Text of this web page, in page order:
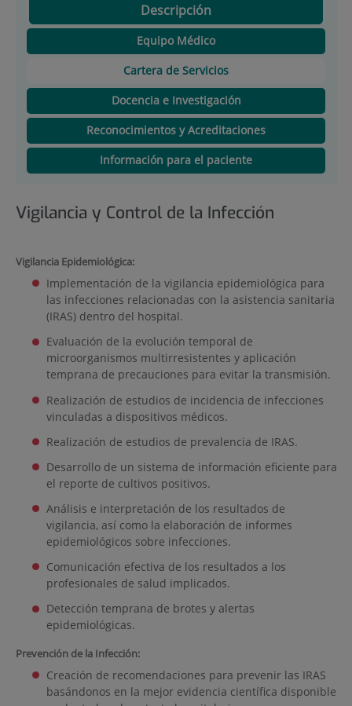
Descripción
Equipo Médico
Cartera de Servicios
Docencia e Investigación
Reconocimientos y Acreditaciones
Información para el paciente
Vigilancia y Control de la Infección
Vigilancia Epidemiológica:
Implementación de la vigilancia epidemiológica para
las infecciones relacionadas con la asistencia sanitaria
(IRAS) dentro del hospital.
Evaluación de la evolución temporal de
microorganismos multirresistentes y aplicación
temprana de precauciones para evitar la transmisión.
Realización de estudios de incidencia de infecciones
vinculadas a dispositivos médicos.
Realización de estudios de prevalencia de IRAS.
Desarrollo de un sistema de información eficiente para
el reporte de cultivos positivos.
Análisis e interpretación de los resultados de
vigilancia, así como la elaboración de informes
epidemiológicos sobre infecciones.
Comunicación efectiva de los resultados a los
profesionales de salud implicados.
Detección temprana de brotes y alertas
epidemiológicas.
Prevención de la Infección:
Creación de recomendaciones para prevenir las IRAS
basándonos en la mejor evidencia científica disponible